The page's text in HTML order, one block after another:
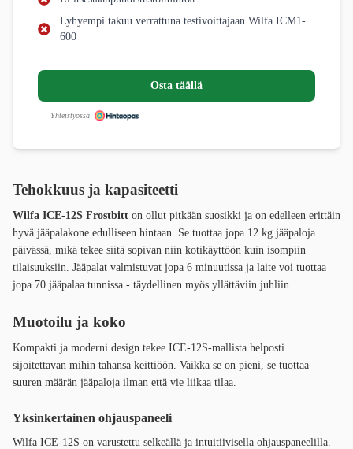
Lyhyempi takuu verrattuna testivoittajaan Wilfa ICM1-
600
Osta täällä
Yhteistyössä
Tehokkuus ja kapasiteetti
Wilfa ICE-12S Frostbitt on ollut pitkään suosikki ja on edelleen erittäin
hyvä jääpalakone edulliseen hintaan. Se tuottaa jopa 12 kg jääpaloja
päivässä, mikä tekee siitä sopivan niin kotikäyttöön kuin isompiin
tilaisuuksiin. Jääpalat valmistuvat jopa 6 minuutissa ja laite voi tuottaa
jopa 70 jääpalaa tunnissa - täydellinen myös yllättäviin juhliin.
Muotoilu ja koko
Kompakti ja moderni design tekee ICE-12S-mallista helposti
sijoitettavan mihin tahansa keittiöön. Vaikka se on pieni, se tuottaa
suuren määrän jääpaloja ilman että vie liikaa tilaa.
Yksinkertainen ohjauspaneeli
Wilfa ICE-12S on varustettu selkeällä ja intuitiivisella ohjauspaneelilla.